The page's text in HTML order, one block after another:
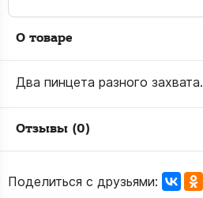
О товаре
Два пинцета разного захвата.
Отзывы (0)
Поделиться с друзьями: